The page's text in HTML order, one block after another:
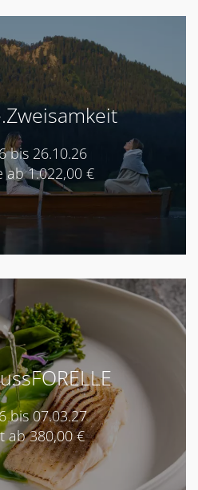
bis 26.10.26
ab 1.022,00 €
bis 07.03.27
ab 380,00 €